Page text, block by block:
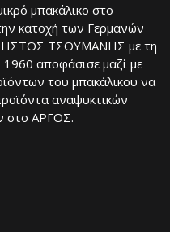
μπακάλικο στο
κατοχή των Γερμανών
ΤΣΟΥΜΑΝΗΣ με τη
αποφάσισε μαζί με
του μπακάλικου να
αναψυκτικών
στο ΑΡΓΟΣ.